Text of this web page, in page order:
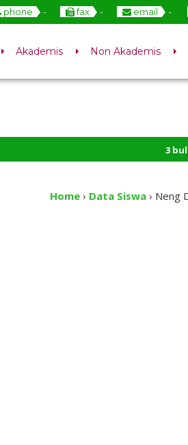
phone - fax - email -
Akademis Non Akademis
3 bulan
Home› Data Siswa› Neng